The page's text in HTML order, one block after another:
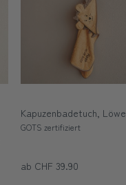
Kapuzenbadetuch, Löwe
GOTS zertifiziert
ab CHF 39.90